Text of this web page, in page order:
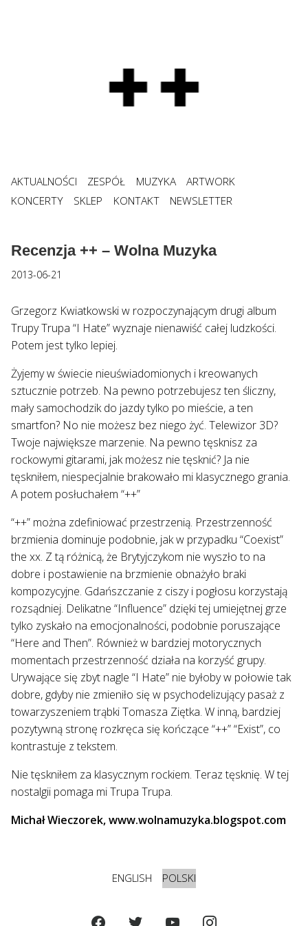
AKTUALNOŚCI ZESPÓŁ MUZYKA
ARTWORK
KONCERTY
SKLEP KONTAKT NEWSLETTER
Recenzja ++ – Wolna Muzyka
2013-06-21
Grzegorz Kwiatkowski w rozpoczynającym drugi album
Trupy Trupa “I Hate” wyznaje nienawiść całej ludzkości.
Potem jest tylko lepiej.
Żyjemy w świecie nieuświadomionych i kreowanych
sztucznie potrzeb. Na pewno potrzebujesz ten śliczny,
mały samochodzik do jazdy tylko po mieście, a ten
smartfon? No nie możesz bez niego żyć. Telewizor 3D?
Twoje największe marzenie. Na pewno tęsknisz za
rockowymi gitarami, jak możesz nie tęsknić? Ja nie
tęskniłem, niespecjalnie brakowało mi klasycznego grania.
A potem posłuchałem “++”
“++” można zdefiniować przestrzenią. Przestrzenność
brzmienia dominuje podobnie, jak w przypadku “Coexist”
the xx. Z tą różnicą, że Brytyjczykom nie wyszło to na
dobre i postawienie na brzmienie obnażyło braki
kompozycyjne. Gdańszczanie z ciszy i pogłosu korzystają
rozsądniej. Delikatne “Influence” dzięki tej umiejętnej grze
tylko zyskało na emocjonalności, podobnie poruszające
“Here and Then”. Również w bardziej motorycznych
momentach przestrzenność działa na korzyść grupy.
Urywające się zbyt nagle “I Hate” nie byłoby w połowie tak
dobre, gdyby nie zmieniło się w psychodelizujący pasaż z
towarzyszeniem trąbki Tomasza Ziętka. W inną, bardziej
pozytywną stronę rozkręca się kończące “++” “Exist”, co
kontrastuje z tekstem.
Nie tęskniłem za klasycznym rockiem. Teraz tęsknię. W tej
nostalgii pomaga mi Trupa Trupa.
Michał Wieczorek, www.wolnamuzyka.blogspot.com
ENGLISH POLSKI